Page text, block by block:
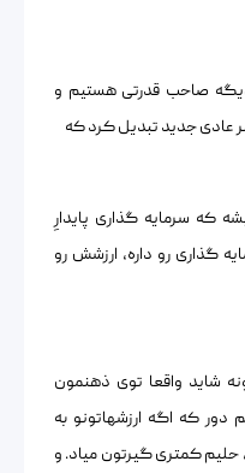
صاحب قدرتی هستیم و
عادی جدید تبدیل کرد که
که سرمایه گذاری پایدارِ
گذاری رو داره، ارزشش رو
شاید واقعا توی ذهنمون
دور که اگه ارزشهاتونو به
حلیم کمتری گیرتون میاد. و